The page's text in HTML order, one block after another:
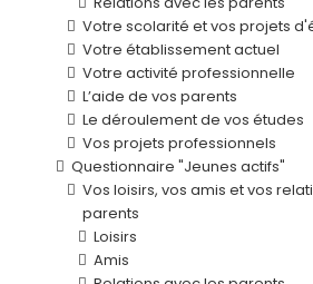
Votre scolarité et vos projets
Votre établissement actuel
Votre activité professionnelle
L’aide de vos parents
Le déroulement de vos études
Vos projets professionnels
Questionnaire "Jeunes actifs"
Vos loisirs, vos amis et vos
parents
Loisirs
Amis